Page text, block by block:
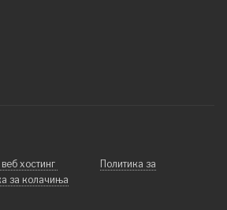
хостинг
Политика за
за колачиња